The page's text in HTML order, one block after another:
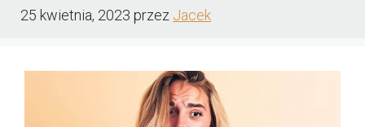
25 kwietnia, 2023 przez Jacek